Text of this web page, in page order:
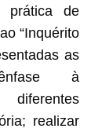
prática de
“Inquérito
as
à
diferentes
realizar